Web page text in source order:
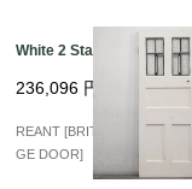
White 2 Stained
236,096 円
REANT [BRITISH VINTA
GE DOOR]